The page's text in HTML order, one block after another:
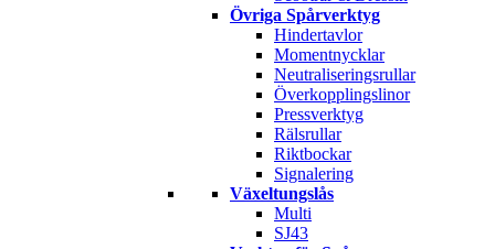
Övriga Spårverktyg
Hindertavlor
Momentnycklar
Neutraliseringsrullar
Överkopplingslinor
Pressverktyg
Rälsrullar
Riktbockar
Signalering
Växeltungslås
Multi
SJ43